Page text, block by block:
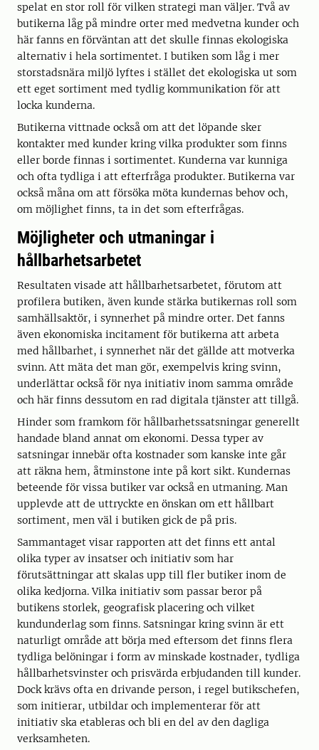
spelat en stor roll för vilken strategi man väljer. Två av
butikerna låg på mindre orter med medvetna kunder och
här fanns en förväntan att det skulle finnas ekologiska
alternativ i hela sortimentet. I butiken som låg i mer
storstadsnära miljö lyftes i stället det ekologiska ut som
ett eget sortiment med tydlig kommunikation för att
locka kunderna.
Butikerna vittnade också om att det löpande sker
kontakter med kunder kring vilka produkter som finns
eller borde finnas i sortimentet. Kunderna var kunniga
och ofta tydliga i att efterfråga produkter. Butikerna var
också måna om att försöka möta kundernas behov och,
om möjlighet finns, ta in det som efterfrågas.
Möjligheter och utmaningar i
hållbarhetsarbetet
Resultaten visade att hållbarhetsarbetet, förutom att
profilera butiken, även kunde stärka butikernas roll som
samhällsaktör, i synnerhet på mindre orter. Det fanns
även ekonomiska incitament för butikerna att arbeta
med hållbarhet, i synnerhet när det gällde att motverka
svinn. Att mäta det man gör, exempelvis kring svinn,
underlättar också för nya initiativ inom samma område
och här finns dessutom en rad digitala tjänster att tillgå.
Hinder som framkom för hållbarhetssatsningar generellt
handade bland annat om ekonomi. Dessa typer av
satsningar innebär ofta kostnader som kanske inte går
att räkna hem, åtminstone inte på kort sikt. Kundernas
beteende för vissa butiker var också en utmaning. Man
upplevde att de uttryckte en önskan om ett hållbart
sortiment, men väl i butiken gick de på pris.
Sammantaget visar rapporten att det finns ett antal
olika typer av insatser och initiativ som har
förutsättningar att skalas upp till fler butiker inom de
olika kedjorna. Vilka initiativ som passar beror på
butikens storlek, geografisk placering och vilket
kundunderlag som finns. Satsningar kring svinn är ett
naturligt område att börja med eftersom det finns flera
tydliga belöningar i form av minskade kostnader, tydliga
hållbarhetsvinster och prisvärda erbjudanden till kunder.
Dock krävs ofta en drivande person, i regel butikschefen,
som initierar, utbildar och implementerar för att
initiativ ska etableras och bli en del av den dagliga
verksamheten.